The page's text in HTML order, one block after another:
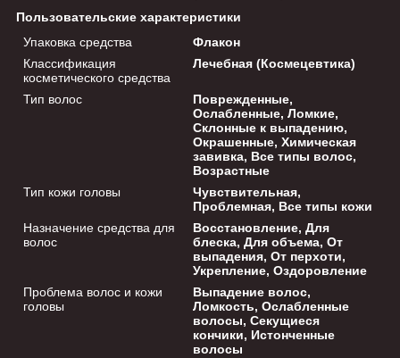
Пользовательские характеристики
Упаковка средства
Флакон
Классификация
косметического средства
Лечебная (Космецевтика)
Тип волос
Поврежденные,
Ослабленные, Ломкие,
Склонные к выпадению,
Окрашенные, Химическая
завивка, Все типы волос,
Возрастные
Тип кожи головы
Чувствительная,
Проблемная, Все типы кожи
Назначение средства для
волос
Восстановление, Для
блеска, Для объема, От
выпадения, От перхоти,
Укрепление, Оздоровление
Проблема волос и кожи
головы
Выпадение волос,
Ломкость, Ослабленные
волосы, Секущиеся
кончики, Истонченные
волосы